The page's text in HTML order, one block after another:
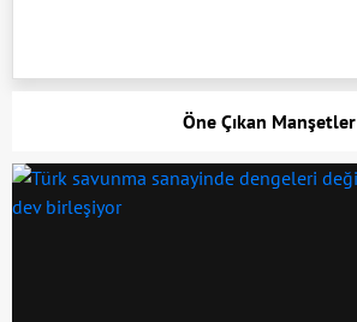
Öne Çıkan Manşetler